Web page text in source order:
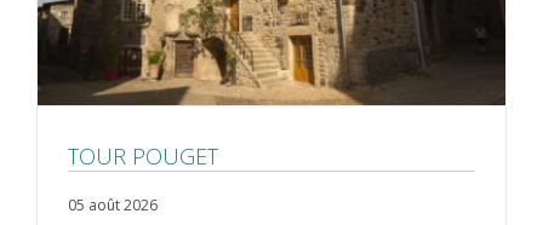
TOUR POUGET
05 août 2026